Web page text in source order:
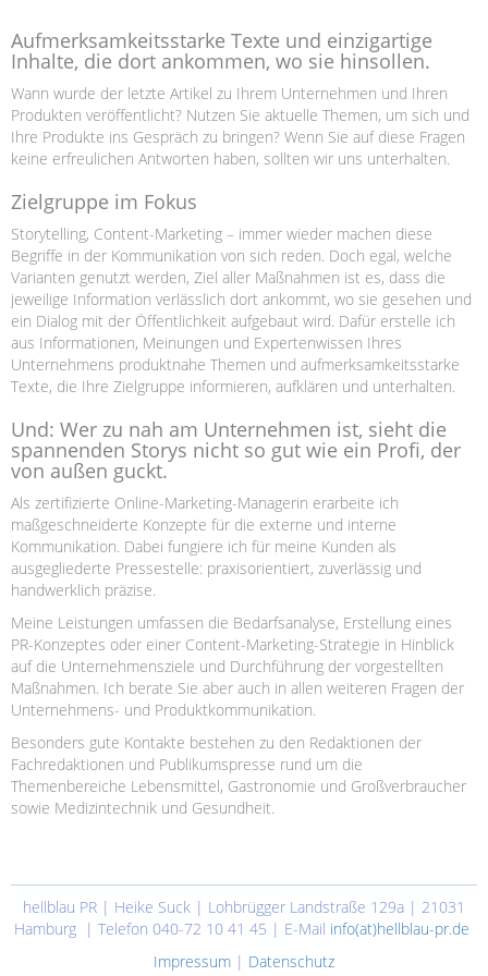
Aufmerksamkeitsstarke Texte und einzigartige
Inhalte, die dort ankommen, wo sie hinsollen.
Wann wurde der letzte Artikel zu Ihrem Unternehmen und Ihren
Produkten veröffentlicht? Nutzen Sie aktuelle Themen, um sich und
Ihre Produkte ins Gespräch zu bringen? Wenn Sie auf diese Fragen
keine erfreulichen Antworten haben, sollten wir uns unterhalten.
Zielgruppe im Fokus
Storytelling, Content-Marketing – immer wieder machen diese
Begriffe in der Kommunikation von sich reden. Doch egal, welche
Varianten genutzt werden, Ziel aller Maßnahmen ist es, dass die
jeweilige Information verlässlich dort ankommt, wo sie gesehen und
ein Dialog mit der Öffentlichkeit aufgebaut wird. Dafür erstelle ich
aus Informationen, Meinungen und Expertenwissen Ihres
Unternehmens produktnahe Themen und aufmerksamkeitsstarke
Texte, die Ihre Zielgruppe informieren, aufklären und unterhalten.
Und: Wer zu nah am Unternehmen ist, sieht die
spannenden Storys nicht so gut wie ein Profi, der
von außen guckt.
Als zertifizierte Online-Marketing-Managerin erarbeite ich
maßgeschneiderte Konzepte für die externe und interne
Kommunikation. Dabei fungiere ich für meine Kunden als
ausgegliederte Pressestelle: praxisorientiert, zuverlässig und
handwerklich präzise.
Meine Leistungen umfassen die Bedarfsanalyse, Erstellung eines
PR-Konzeptes oder einer Content-Marketing-Strategie in Hinblick
auf die Unternehmensziele und Durchführung der vorgestellten
Maßnahmen. Ich berate Sie aber auch in allen weiteren Fragen der
Unternehmens- und Produktkommunikation.
Besonders gute Kontakte bestehen zu den Redaktionen der
Fachredaktionen und Publikumspresse rund um die
Themenbereiche Lebensmittel, Gastronomie und Großverbraucher
sowie Medizintechnik und Gesundheit.
hellblau PR | Heike Suck | Lohbrügger Landstraße 129a | 21031
Hamburg | Telefon 040-72 10 41 45 | E-Mail info(at)hellblau-pr.de
Impressum | Datenschutz